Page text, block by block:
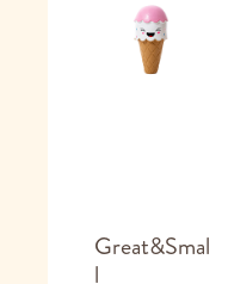
Great&Smal
l